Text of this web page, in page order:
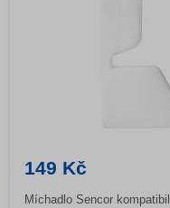
149 Kč
Míchadlo Sencor